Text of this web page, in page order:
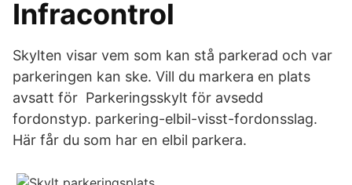
Infracontrol
Skylten visar vem som kan stå parkerad och var
parkeringen kan ske. Vill du markera en plats
avsatt för Parkeringsskylt för avsedd
fordonstyp. parkering-elbil-visst-fordonsslag.
Här får du som har en elbil parkera.